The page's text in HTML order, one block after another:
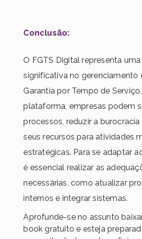
Conclusão:
O FGTS Digital representa
significativa no gerenciamento
Garantia por Tempo de
plataforma, empresas podem
processos, reduzir a burocracia
seus recursos para atividades
estratégicas. Para se adaptar
é essencial realizar as
necessárias, como atualizar
internos e integrar sistemas.
Aprofunde-se no assunto
book gratuito e esteja